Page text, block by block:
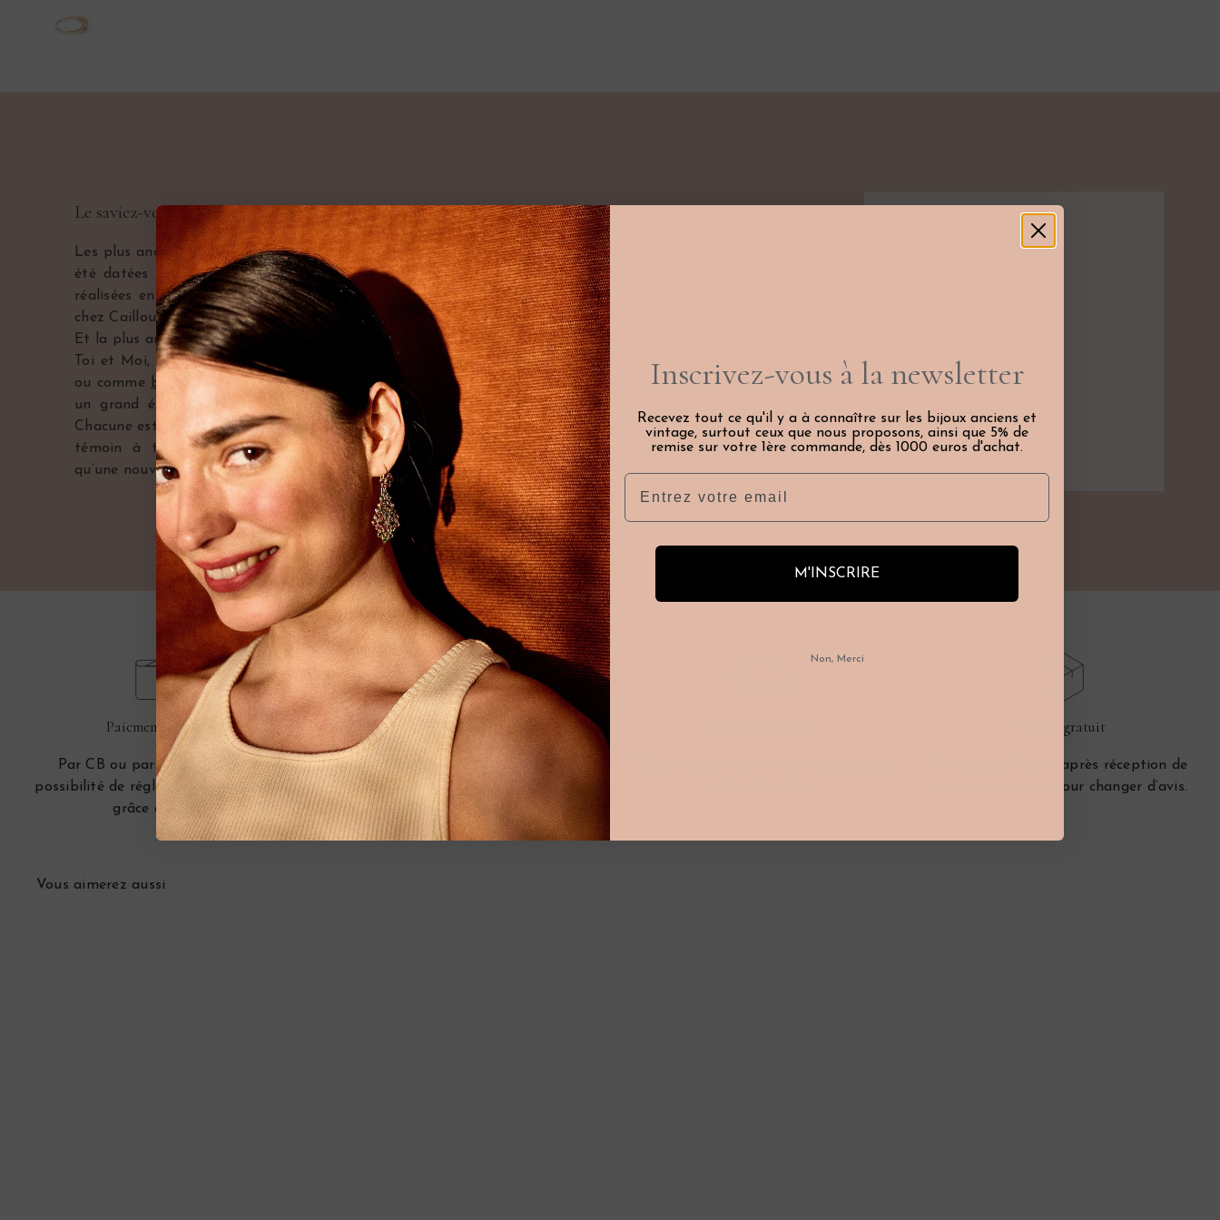
Le saviez-vous ?
Les plus anciennes bagues de l’Histoire connues à ce jour ont
été datées de 21 000 ans. Si ces premières bagues étaient
réalisées en os ou en ivoire, celles que nous vous proposons
chez Caillou Paris sont plutôt en or, argent ou encore platine.
Et la plus ancienne date de la fin du 18ème siècle. Marguerite,
Toi et Moi, Chevalière, Tank, comme bague de tous les jours
ou comme bague de fiançailles, les bagues anciennes
offrent
un grand éventail de choix pour les amoureux des bijoux.
Chacune est porteuse d’une histoire, témoin d’une époque. Un
témoin à transmettre de génération en génération pour
qu’une nouvelle page de leur histoire puisse s’écrire.
Paiement sécurisé
Par CB ou par Paypal, avec la
possibilité de régler en plusieurs fois
grâce à Alma.
Besoin d'aide ?
Vous pouvez nous contacter par mail
contact@caillou-paris.fr ou par
téléphone 01 77 69 65 70.
Retour gratuit
Vous avez 14 jours après réception de
votre commande pour changer d’avis.
Vous aimerez aussi
Inscrivez-vous à la newsletter
Recevez tout ce qu'il y a à connaître sur les bijoux anciens et
vintage, surtout ceux que nous proposons, ainsi que 5% de
remise sur votre 1ère commande, dès 1000 euros d'achat.
Email
M'INSCRIRE
Non, Merci